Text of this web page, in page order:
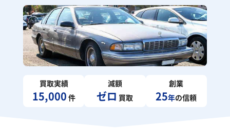
買取実績
15,000 件
減額
ゼロ 買取
創業
25年の信頼